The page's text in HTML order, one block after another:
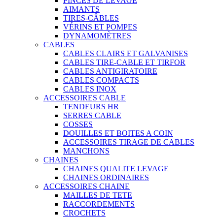
AIMANTS
TIRES-CÂBLES
VÉRINS ET POMPES
DYNAMOMÈTRES
CABLES
CABLES CLAIRS ET GALVANISES
CABLES TIRE-CABLE ET TIRFOR
CABLES ANTIGIRATOIRE
CABLES COMPACTS
CABLES INOX
ACCESSOIRES CABLE
TENDEURS HR
SERRES CABLE
COSSES
DOUILLES ET BOITES A COIN
ACCESSOIRES TIRAGE DE CABLES
MANCHONS
CHAINES
CHAINES QUALITE LEVAGE
CHAINES ORDINAIRES
ACCESSOIRES CHAINE
MAILLES DE TETE
RACCORDEMENTS
CROCHETS